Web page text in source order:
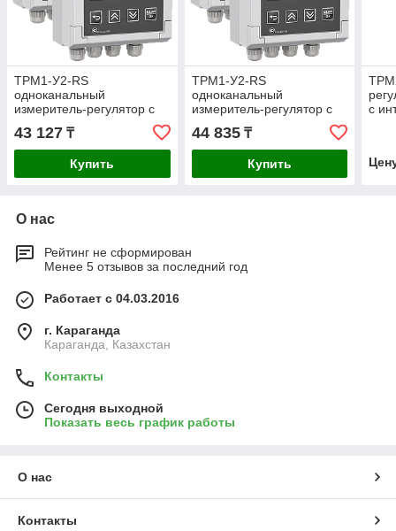
ТРМ1-У2-RS
одноканальный
измеритель-регулятор с
43 127 ₸
Купить
ТРМ1-У2-RS
одноканальный
измеритель-регулятор с
RS-485 (И, С, К, Т, С3, У)
44 835₸
Купить
с
О нас
Рейтинг не сформирован
Менее 5 отзывов за последний год
Работает с 04.03.2016
г. Караганда
Караганда, Казахстан
Контакты
Сегодня выходной
Показать весь график работы
О нас
Контакты